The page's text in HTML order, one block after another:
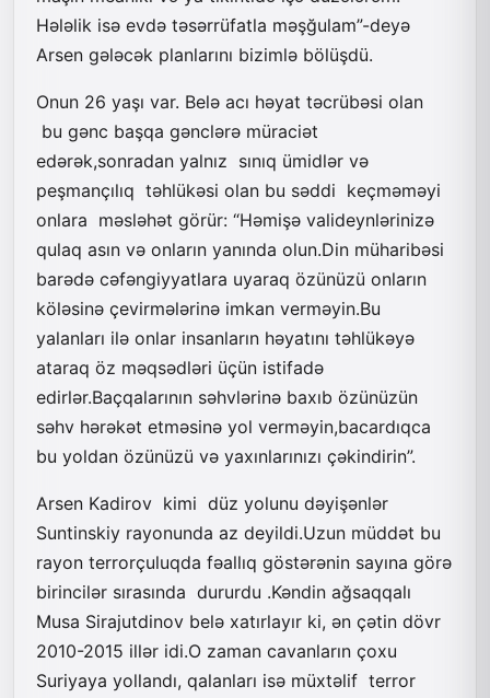
Hələlik isə evdə təsərrüfatla məşğulam”-deyə
Arsen gələcək planlarını bizimlə bölüşdü.
Onun 26 yaşı var. Belə acı həyat təcrübəsi olan
bu gənc başqa gənclərə müraciət
edərək,sonradan yalnız sınıq ümidlər və
peşmançılıq təhlükəsi olan bu səddi keçməməyi
onlara məsləhət görür: “Həmişə valideynlərinizə
qulaq asın və onların yanında olun.Din müharibəsi
barədə cəfəngiyyatlara uyaraq özünüzü onların
köləsinə çevirmələrinə imkan verməyin.Bu
yalanları ilə onlar insanların həyatını təhlükəyə
ataraq öz məqsədləri üçün istifadə
edirlər.Baçqalarının səhvlərinə baxıb özünüzün
səhv hərəkət etməsinə yol verməyin,bacardıqca
bu yoldan özünüzü və yaxınlarınızı çəkindirin”.
Arsen Kadirov kimi düz yolunu dəyişənlər
Suntinskiy rayonunda az deyildi.Uzun müddət bu
rayon terrorçuluqda fəallıq göstərənin sayına görə
birincilər sırasında dururdu .Kəndin ağsaqqalı
Musa Sirajutdinov belə xatırlayır ki, ən çətin dövr
2010-2015 illər idi.O zaman cavanların çoxu
Suriyaya yollandı, qalanları isə müxtəlif terror